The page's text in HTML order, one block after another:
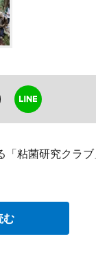
「粘菌研究クラ
む